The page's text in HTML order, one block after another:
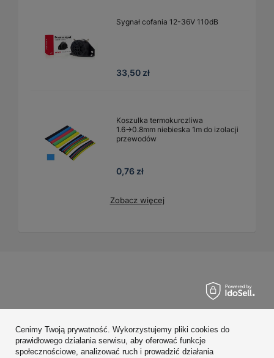
Sygnał cofania 12-36V 110dB
33,50 zł
Koszulka termokurczliwa
1.6→0.8mm niebieska 1m do izolacji
przewodów
0,76 zł
Zobacz więcej
Konto
Cenimy Twoją prywatność. Wykorzystujemy pliki cookies do
prawidłowego działania serwisu, aby oferować funkcje
społecznościowe, analizować ruch i prowadzić działania